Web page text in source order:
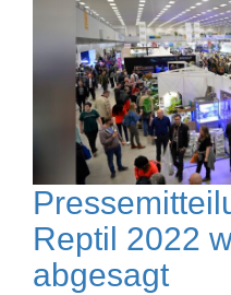
Reptil 2022
abgesagt